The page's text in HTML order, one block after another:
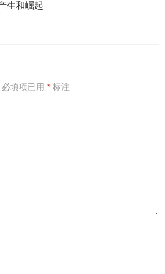
生和崛起
必填项已用 *标注